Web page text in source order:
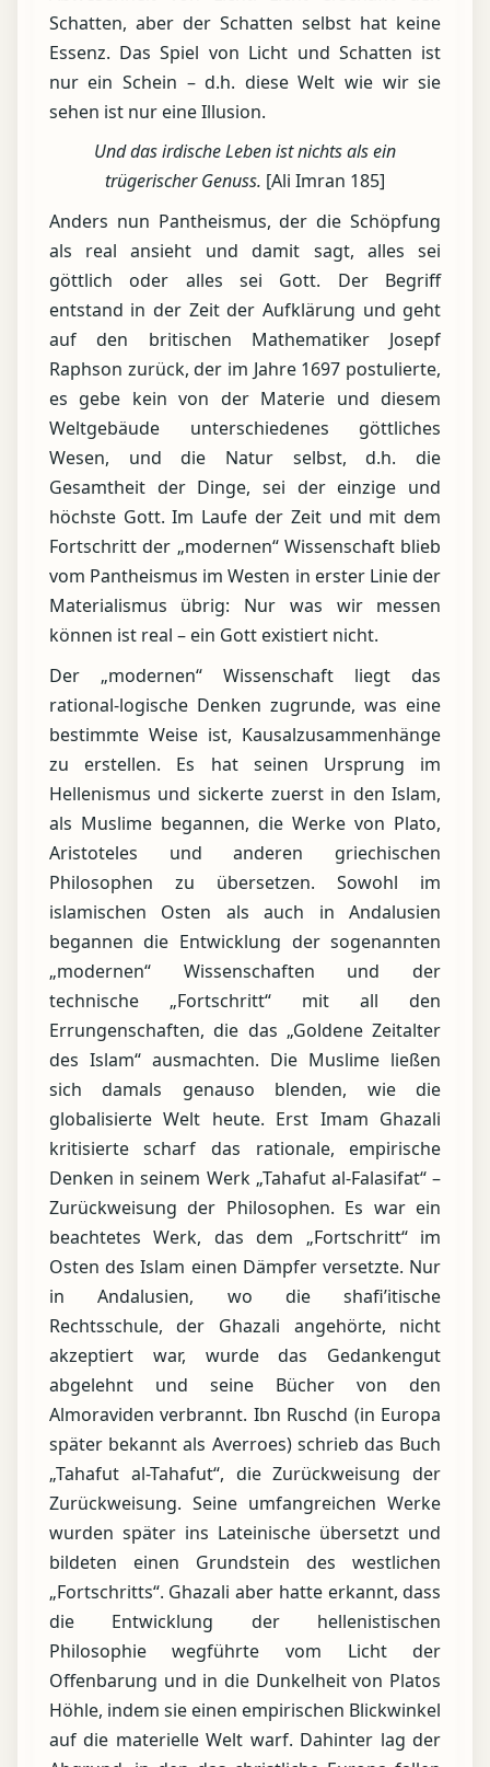
Schatten, aber der Schatten selbst hat keine
Essenz. Das Spiel von Licht und Schatten ist
nur ein Schein – d.h. diese Welt wie wir sie
sehen ist nur eine Illusion.
Und das irdische Leben ist nichts als ein
trügerischer Genuss. [Ali Imran 185]
Anders nun Pantheismus, der die Schöpfung
als real ansieht und damit sagt, alles sei
göttlich oder alles sei Gott. Der Begriff
entstand in der Zeit der Aufklärung und geht
auf den britischen Mathematiker Josepf
Raphson zurück, der im Jahre 1697 postulierte,
es gebe kein von der Materie und diesem
Weltgebäude unterschiedenes göttliches
Wesen, und die Natur selbst, d.h. die
Gesamtheit der Dinge, sei der einzige und
höchste Gott. Im Laufe der Zeit und mit dem
Fortschritt der „modernen“ Wissenschaft blieb
vom Pantheismus im Westen in erster Linie der
Materialismus übrig: Nur was wir messen
können ist real – ein Gott existiert nicht.
Der „modernen“ Wissenschaft liegt das
rational-logische Denken zugrunde, was eine
bestimmte Weise ist, Kausalzusammenhänge
zu erstellen. Es hat seinen Ursprung im
Hellenismus und sickerte zuerst in den Islam,
als Muslime begannen, die Werke von Plato,
Aristoteles und anderen griechischen
Philosophen zu übersetzen. Sowohl im
islamischen Osten als auch in Andalusien
begannen die Entwicklung der sogenannten
„modernen“ Wissenschaften und der
technische „Fortschritt“ mit all den
Errungenschaften, die das „Goldene Zeitalter
des Islam“ ausmachten. Die Muslime ließen
sich damals genauso blenden, wie die
globalisierte Welt heute. Erst Imam Ghazali
kritisierte scharf das rationale, empirische
Denken in seinem Werk „Tahafut al-Falasifat“ –
Zurückweisung der Philosophen. Es war ein
beachtetes Werk, das dem „Fortschritt“ im
Osten des Islam einen Dämpfer versetzte. Nur
in Andalusien, wo die shafi’itische
Rechtsschule, der Ghazali angehörte, nicht
akzeptiert war, wurde das Gedankengut
abgelehnt und seine Bücher von den
Almoraviden verbrannt. Ibn Ruschd (in Europa
später bekannt als Averroes) schrieb das Buch
„Tahafut al-Tahafut“, die Zurückweisung der
Zurückweisung. Seine umfangreichen Werke
wurden später ins Lateinische übersetzt und
bildeten einen Grundstein des westlichen
„Fortschritts“. Ghazali aber hatte erkannt, dass
die Entwicklung der hellenistischen
Philosophie wegführte vom Licht der
Offenbarung und in die Dunkelheit von Platos
Höhle, indem sie einen empirischen Blickwinkel
auf die materielle Welt warf. Dahinter lag der